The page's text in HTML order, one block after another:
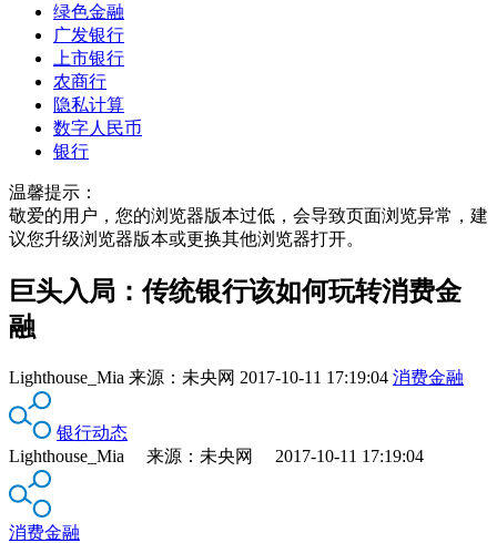
绿色金融
广发银行
上市银行
农商行
隐私计算
数字人民币
银行
温馨提示：
敬爱的用户，您的浏览器版本过低，会导致页面浏览异常，建
议您升级浏览器版本或更换其他浏览器打开。
巨头入局：传统银行该如何玩转消费金
融
Lighthouse_Mia 来源： 未央网 2017-10-11 17:19:04 消费金融
银行动态
Lighthouse_Mia 来源：未央网 2017-10-11 17:19:04
消费金融